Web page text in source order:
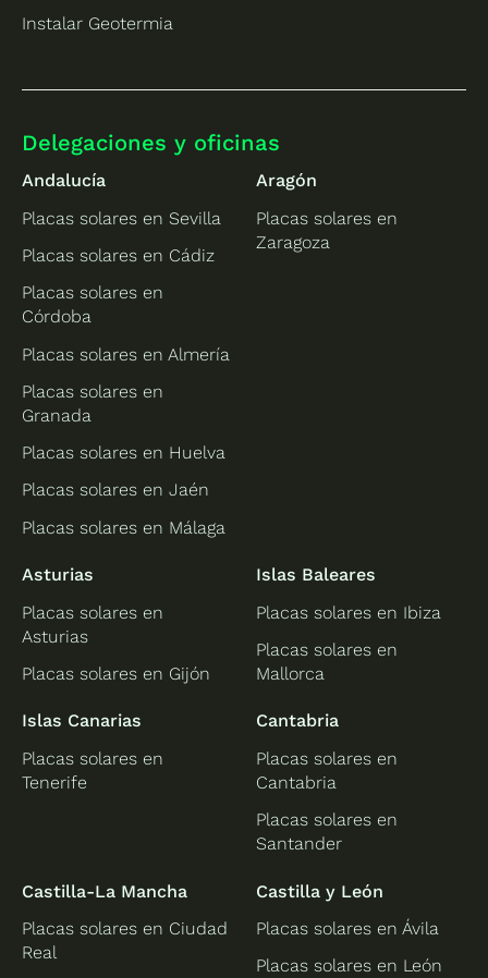
Instalar Geotermia
Delegaciones y oficinas
Andalucía
Placas solares en Sevilla
Placas solares en Cádiz
Placas solares en
Córdoba
Placas solares en Almería
Placas solares en
Granada
Placas solares en Huelva
Placas solares en Jaén
Placas solares en Málaga
Aragón
Placas solares en
Zaragoza
Asturias
Placas solares en
Asturias
Placas solares en Gijón
Islas Baleares
Placas solares en Ibiza
Placas solares en
Mallorca
Islas Canarias
Placas solares en
Tenerife
Cantabria
Placas solares en
Cantabria
Placas solares en
Santander
Castilla-La Mancha
Placas solares en Ciudad
Real
Castilla y León
Placas solares en Ávila
Placas solares en León